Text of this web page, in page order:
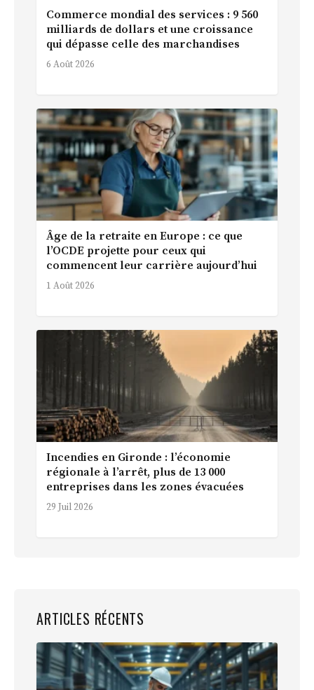
Commerce mondial des services : 9 560
milliards de dollars et une croissance
qui dépasse celle des marchandises
6 Août 2026
Âge de la retraite en Europe : ce que
l’OCDE projette pour ceux qui
commencent leur carrière aujourd’hui
1 Août 2026
Incendies en Gironde : l’économie
régionale à l’arrêt, plus de 13 000
entreprises dans les zones évacuées
29 Juil 2026
ARTICLES RÉCENTS